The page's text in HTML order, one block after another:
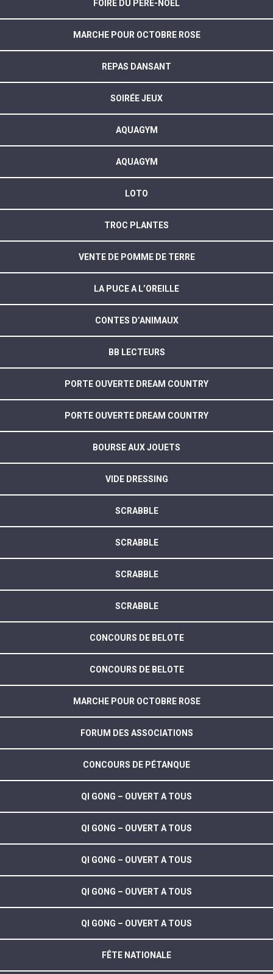
FOIRE DU PÈRE-NOËL
MARCHE POUR OCTOBRE ROSE
REPAS DANSANT
SOIRÉE JEUX
AQUAGYM
AQUAGYM
LOTO
TROC PLANTES
VENTE DE POMME DE TERRE
LA PUCE A L’OREILLE
CONTES D’ANIMAUX
BB LECTEURS
PORTE OUVERTE DREAM COUNTRY
PORTE OUVERTE DREAM COUNTRY
BOURSE AUX JOUETS
VIDE DRESSING
SCRABBLE
SCRABBLE
SCRABBLE
SCRABBLE
CONCOURS DE BELOTE
CONCOURS DE BELOTE
MARCHE POUR OCTOBRE ROSE
FORUM DES ASSOCIATIONS
CONCOURS DE PÉTANQUE
QI GONG – OUVERT A TOUS
QI GONG – OUVERT A TOUS
QI GONG – OUVERT A TOUS
QI GONG – OUVERT A TOUS
QI GONG – OUVERT A TOUS
FÊTE NATIONALE